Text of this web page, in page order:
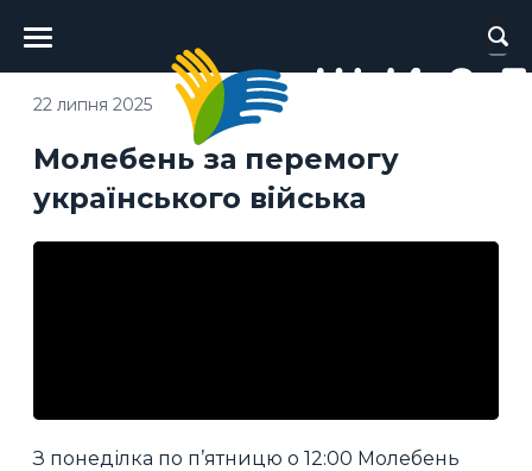
Головне
меню
Молебень за перемогу
українського війська
22 липня 2025
З понеділка по п’ятницю о 12:00 Молебень